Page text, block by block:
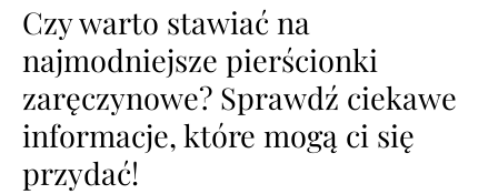
Czy warto stawiać na
najmodniejsze pierścionki
zaręczynowe? Sprawdź ciekawe
informacje, które mogą ci się
przydać!